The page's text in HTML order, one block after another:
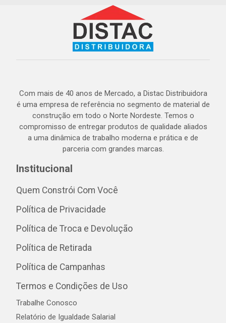
Com mais de 40 anos de Mercado, a Distac Distribuidora
é uma empresa de referência no segmento de material de
construção em todo o Norte Nordeste. Temos o
compromisso de entregar produtos de qualidade aliados
a uma dinâmica de trabalho moderna e prática e de
parceria com grandes marcas.
Institucional
Quem Constrói Com Você
Política de Privacidade
Política de Troca e Devolução
Política de Retirada
Política de Campanhas
Termos e Condições de Uso
Trabalhe Conosco
Relatório de Igualdade Salarial